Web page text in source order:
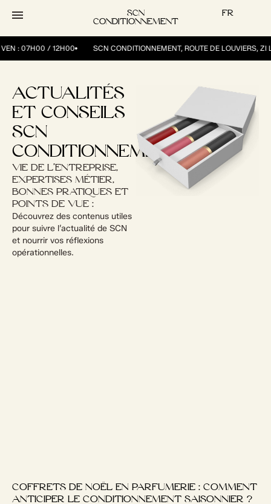
principal
SCN
CONDITIONNEMENT
FR
: 07H00 / 12H00 SCN CONDITIONNEMENT, ROUTE DE LOUVIERS, ZI
ACTUALITÉS
ET CONSEILS
SCN
CONDITIONNEMENT
VIE DE L’ENTREPRISE,
EXPERTISES MÉTIER,
BONNES PRATIQUES ET
POINTS DE VUE :
Découvrez des contenus utiles
pour suivre l’actualité de SCN
et nourrir vos réflexions
opérationnelles.
COFFRETS DE NOËL EN PARFUMERIE : COMMENT
ANTICIPER LE CONDITIONNEMENT SAISONNIER ?